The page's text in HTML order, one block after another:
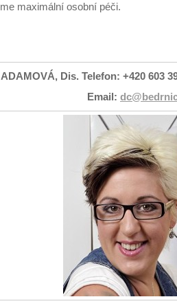
maximální osobní péči.
Dis. Telefon: +420 603
Email: